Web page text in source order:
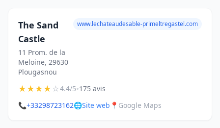
The Sand
Castle
11 Prom. de la
Meloine, 29630
Plougasnou
www.lechateaudesable-primeltregastel.com
★★★★☆4.4/5•175 avis
📞+33298723162🌐Site web 📍 Google Maps